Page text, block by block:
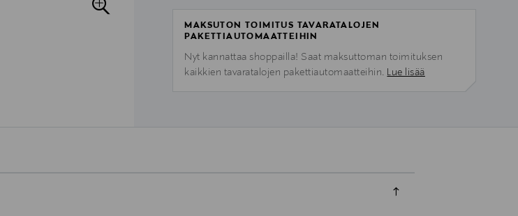
MAKSUTON TOIMITUS TAVARATALOJEN
PAKETTIAUTOMAATTEIHIN
Nyt kannattaa shoppailla! Saat maksuttoman toimituksen
kaikkien tavaratalojen pakettiautomaatteihin. Lue lisää